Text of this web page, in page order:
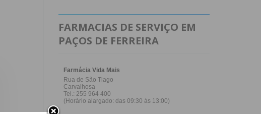
FARMACIAS DE SERVIÇO EM
PAÇOS DE FERREIRA